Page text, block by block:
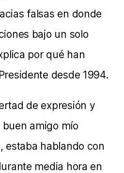
falsas en donde
bajo un solo
por qué han
desde 1994.
de expresión y
amigo mío
estaba hablando con
media hora en